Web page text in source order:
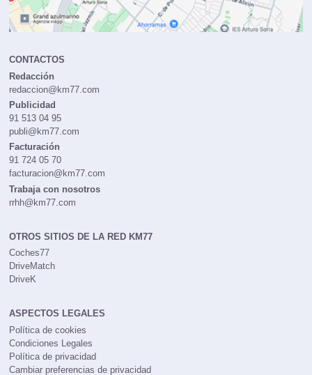
CONTACTOS
Redacción
redaccion@km77.com
Publicidad
91 513 04 95
publi@km77.com
Facturación
91 724 05 70
facturacion@km77.com
Trabaja con nosotros
rrhh@km77.com
OTROS SITIOS DE LA RED KM77
Coches77
DriveMatch
DriveK
ASPECTOS LEGALES
Política de cookies
Condiciones Legales
Política de privacidad
Cambiar preferencias de privacidad